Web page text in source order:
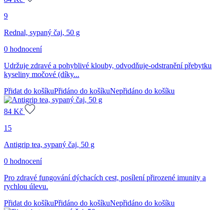
9
Rednal, sypaný čaj, 50 g
0 hodnocení
Udržuje zdravé a pohyblivé klouby, odvodňuje-odstranění přebytku
kyseliny močové (díky...
Přidat do košíkuPřidáno do košíkuNepřidáno do košíku
84 Kč
15
Antigrip tea, sypaný čaj, 50 g
0 hodnocení
Pro zdravé fungování dýchacích cest, posílení přirozené imunity a
rychlou úlevu.
Přidat do košíkuPřidáno do košíkuNepřidáno do košíku